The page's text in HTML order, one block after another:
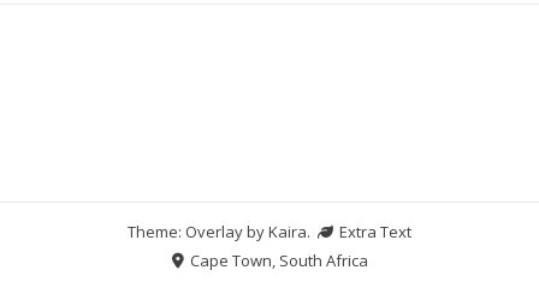
Theme: Overlay byKaira.
Extra Text
Cape Town, South Africa